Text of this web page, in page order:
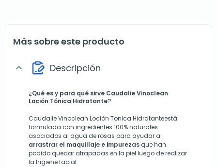
Más sobre este producto
expand_more Descripción
¿Qué es y para qué sirve Caudalie Vinoclean
Loción Tónica Hidratante?
Caudalie Vinoclean Loción Tonica Hidratanteestá
formulada con ingredientes 100% naturales
asociados al agua de rosas para ayudar a
arrastrar el maquillaje e impurezas que han
podido quedar atrapadas en la piel luego de realizar
la higiene facial.